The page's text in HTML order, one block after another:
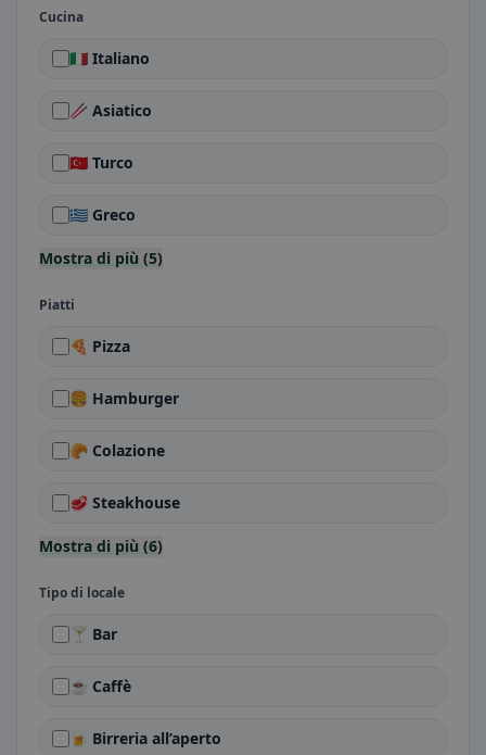
Cucina
🇮🇹 Italiano
🥢 Asiatico
🇹🇷 Turco
🇬🇷 Greco
Mostra di più (5)
Piatti
🍕 Pizza
🍔 Hamburger
🥐 Colazione
🥩 Steakhouse
Mostra di più (6)
Tipo di locale
🍸 Bar
☕ Caffè
🍺 Birreria all’aperto